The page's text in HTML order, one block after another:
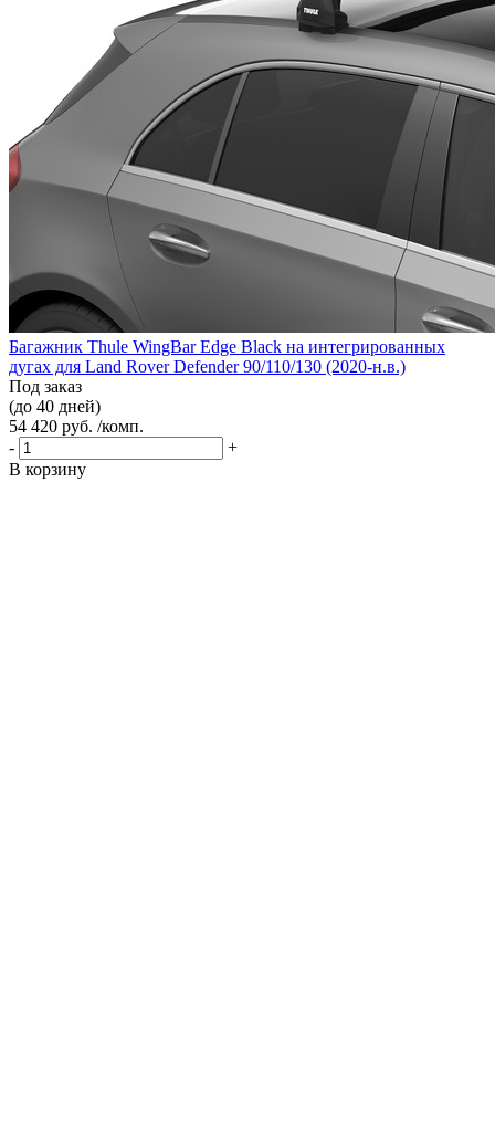
Багажник Thule WingBar Edge Black на интегрированных
дугах для Land Rover Defender 90/110/130 (2020-н.в.)
Под заказ
(до 40 дней)
54 420 руб. /комп.
-
+
В корзину